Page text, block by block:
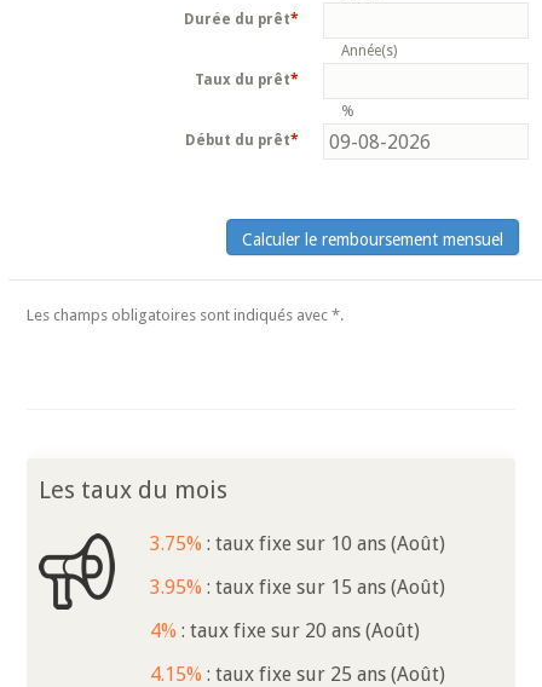
Durée du prêt*
Année(s)
Taux du prêt*
%
Début du prêt*
Les champs obligatoires sont indiqués avec *.
Les taux du mois
3.75% : taux fixe sur 10 ans (Août)
3.95% : taux fixe sur 15 ans (Août)
4% : taux fixe sur 20 ans (Août)
4.15% : taux fixe sur 25 ans (Août)